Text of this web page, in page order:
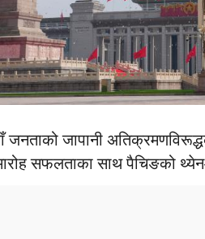
जनताको जापानी
सफलताका साथ पैचिङको